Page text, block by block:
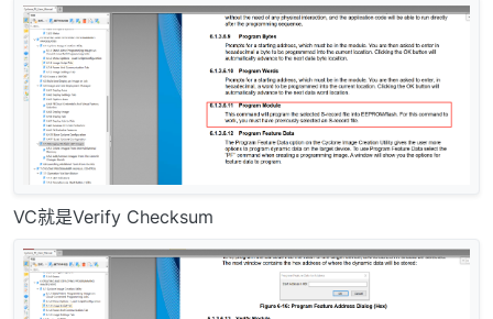
VC就是Verify Checksum